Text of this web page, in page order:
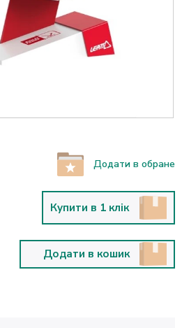
Додати в обране
Купити в 1 клік
Додати в кошик